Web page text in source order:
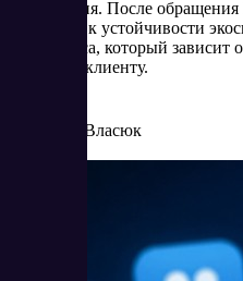
обсуждения. После
сместился к устойчивости
для бизнеса, который зависит
доступа к клиенту.
Елена Власюк